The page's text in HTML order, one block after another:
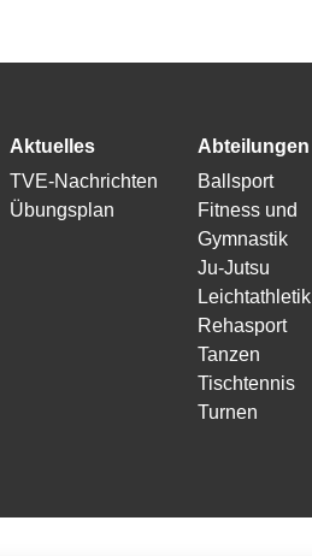
Aktuelles
TVE-Nachrichten
Übungsplan
Abteilungen
Ballsport
Fitness und
Gymnastik
Ju-Jutsu
Leichtathletik
Rehasport
Tanzen
Tischtennis
Turnen